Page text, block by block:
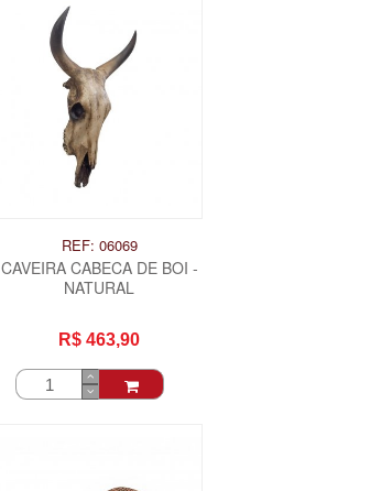
REF: 06069
CAVEIRA CABECA DE BOI -
NATURAL
R$ 463,90